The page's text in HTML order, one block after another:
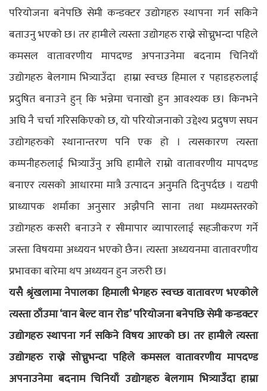
परियोजना बनेपछि सेमी कन्डक्टर उद्योगहरु स्थापना गर्न सकिने
बताउनु भएको छ। तर हामीले त्यस्ता उद्योगहरु राख्ने सोच्नुभन्दा पहिले
कमसल वातावरणीय मापदण्ड अपनाउनेमा बदनाम चिनियाँ
उद्योगहरु बेलगाम भित्र्याउँदा हाम्रा स्वच्छ हिमाल र पहाडहरुलाई
प्रदुषित बनाउने हुन् कि भन्नेमा चनाखो हुन आवश्यक छ। किनभने
अघि नै चर्चा गरिसकिएको छ, यो परियोजनाको उद्देश्य प्रदुषण सघन
उद्योगहरुको स्थानान्तरण पनि एक हो । त्यसकारण त्यस्ता
कम्पनीहरुलाई भित्र्याउँनु अघि हामीले राम्रो वातावरणीय मापदण्ड
बनाएर त्यसको आधारमा मात्रै उत्पादन अनुमति दिनुपर्दछ । यद्यपी
प्राध्यापक शर्माका अनुसार अझैपनि साना तथा मध्यमस्तरको
उद्योगहरु कसरी बनाउने र सीमापार व्यापारलाई सहजीकरण गर्ने
जस्ता विषयमा अध्ययन भएको छैन। त्यस्ता अध्ययनमा वातावरणीय
प्रभावका बारेमा थप अध्ययन हुन जरुरी छ।
यसै श्रृंखलामा नेपालका हिमाली भेगहरु स्वच्छ वातावरण भएकोले
त्यस्ता ठाँउमा ‘वान बेल्ट वान रोड’ परियोजना बनेपछि सेमी कन्डक्टर
उद्योगहरु स्थापना गर्न सकिने विषय आएको छ। तर हामीले त्यस्ता
उद्योगहरु राख्ने सोच्नुभन्दा पहिले कमसल वातावरणीय मापदण्ड
अपनाउनेमा बदनाम चिनियाँ उद्योगहरु बेलगाम भित्र्याउँदा हाम्रा